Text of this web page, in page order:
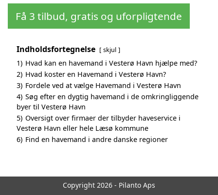
Få 3 tilbud, gratis og uforpligtende
Indholdsfortegnelse skjul
1) Hvad kan en havemand i Vesterø Havn hjælpe med?
2) Hvad koster en Havemand i Vesterø Havn?
3) Fordele ved at vælge Havemand i Vesterø Havn
4) Søg efter en dygtig havemand i de omkringliggende
byer til Vesterø Havn
5) Oversigt over firmaer der tilbyder haveservice i
Vesterø Havn eller hele Læsø kommune
6) Find en havemand i andre danske regioner
Copyright 2026 - Pilanto Aps